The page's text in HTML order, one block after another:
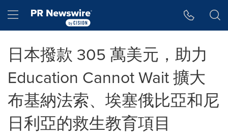
Hamburger menu
日本撥款 305 萬美元，助力
Education Cannot Wait 擴大
布基納法索、埃塞俄比亞和尼
日利亞的救生教育項目